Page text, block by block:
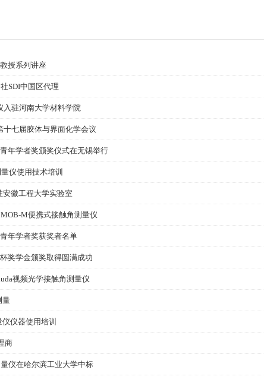
授系列讲座
SDI中国区代理
驻河南大学材料学院
七届胶体与界面化学会议
年学者奖颁奖仪式在无锡举行
仪使用技术培训
徽工程大学实验室
M便携式接触角测量仪
年学者奖获奖者名单
奖学金颁奖取得圆满成功
视频光学接触角测量仪
量
仪器使用培训
商
仪在哈尔滨工业大学中标